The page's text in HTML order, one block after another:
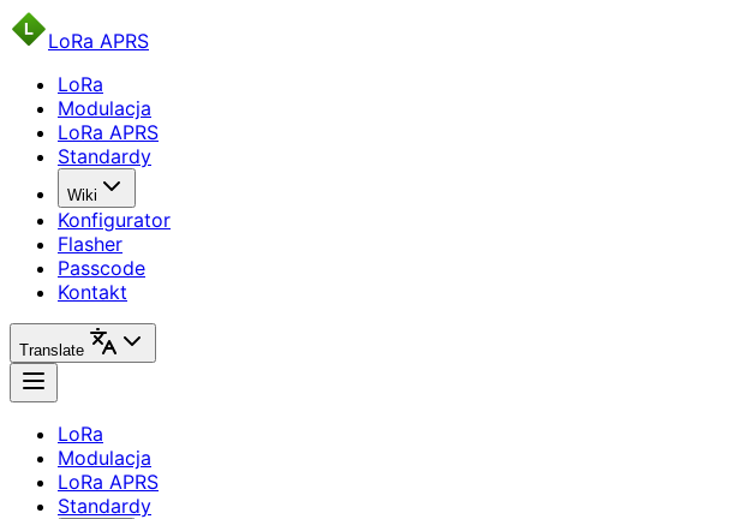
LoRa APRS
LoRa
Modulacja
LoRa APRS
Standardy
Wiki
Konfigurator
Flasher
Passcode
Kontakt
Translate
LoRa
Modulacja
LoRa APRS
Standardy